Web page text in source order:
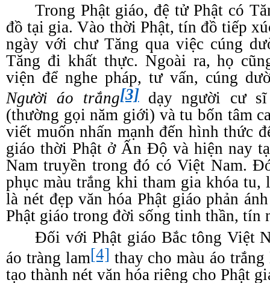
Trong Phật giáo, đệ tử Phật có
đồ tại gia. Vào thời Phật, tín đồ tiếp
ngày với chư Tăng qua việc cúng
Tăng đi khất thực. Ngoài ra, họ
viện để nghe pháp, tư vấn, cúng
Người áo trắng[3] dạy người cư
(thường gọi năm giới) và tu bốn tâm
viết muốn nhấn mạnh đến hình thức
giáo thời Phật ở Ấn Độ và hiện nay
Nam truyền trong đó có Việt Nam.
phục màu trắng khi tham gia khóa
là nét đẹp văn hóa Phật giáo phản
Phật giáo trong đời sống tinh thần, tín
Đối với Phật giáo Bắc tông Việt
áo tràng lam[4] thay cho màu áo
tạo thành nét văn hóa riêng cho Phật